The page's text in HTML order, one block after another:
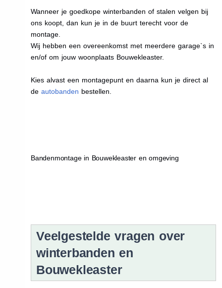
Wanneer je goedkope winterbanden of stalen velgen bij
ons koopt, dan kun je in de buurt terecht voor de
montage.
Wij hebben een overeenkomst met meerdere garage`s in
en/of om jouw woonplaats Bouwekleaster.
Kies alvast een montagepunt en daarna kun je direct al
de autobanden bestellen.
Bandenmontage in Bouwekleaster en omgeving
Veelgestelde vragen over
winterbanden en
Bouwekleaster